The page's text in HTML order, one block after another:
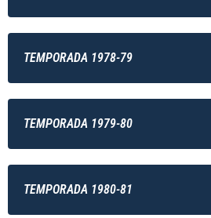
TEMPORADA 1978-79
TEMPORADA 1979-80
TEMPORADA 1980-81